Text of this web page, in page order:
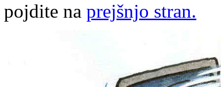
pojdite na prejšnjo stran.